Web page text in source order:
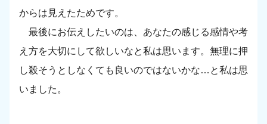
からは見えたためです。
最後にお伝えしたいのは、あなたの感じる感情や考
え方を大切にして欲しいなと私は思います。無理に押
し殺そうとしなくても良いのではないかな…と私は思
いました。